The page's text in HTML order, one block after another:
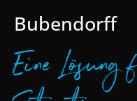
Bubendorff
Eine